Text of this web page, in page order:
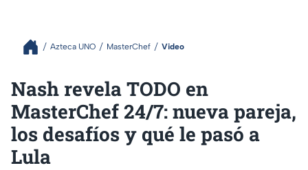
Azteca UNO MasterChef Video
Nash revela TODO en
MasterChef 24/7: nueva pareja,
los desafíos y qué le pasó a
Lula